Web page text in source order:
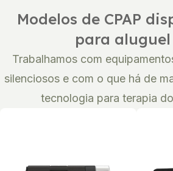
Modelos de CPAP
para aluguel
Trabalhamos com
silenciosos e com o que há de
tecnologia para terapia